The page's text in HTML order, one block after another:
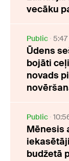
vecāku
Public 5:47
Ūdens
bojāti
novads
Public
Mēnesis
budžetā